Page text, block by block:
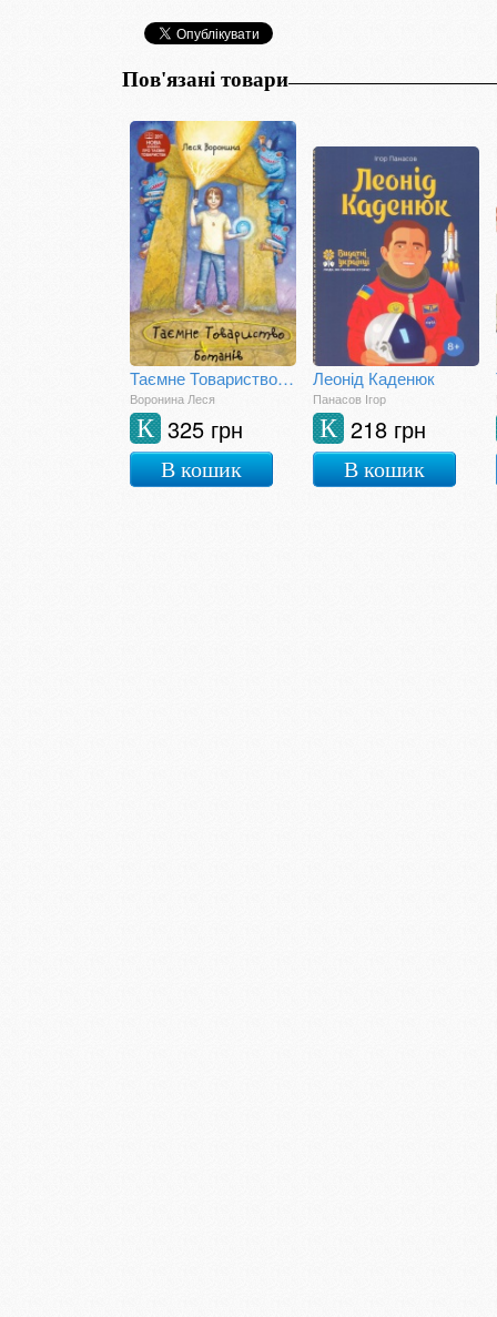
Пов'язані товари
Таємне Товариство Ботанів, або Екстрим на горі Підстава
Воронина Леся
325 грн
К
В кошик
Леонід Каденюк
Панасов Ігор
218 грн
К
В кошик